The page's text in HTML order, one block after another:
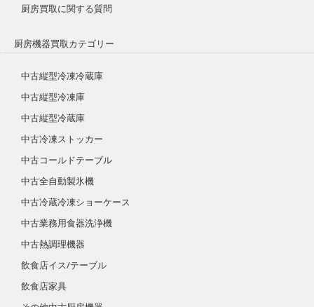
厨房買取に関する質問
厨房機器買取カテゴリー
中古縦型冷凍冷蔵庫
中古縦型冷凍庫
中古縦型冷蔵庫
中古冷凍ストッカー
中古コールドテーブル
中古全自動製氷機
中古冷蔵冷凍ショーケース
中古業務用食器洗浄機
中古熱調理機器
飲食店イス/テーブル
飲食店家具